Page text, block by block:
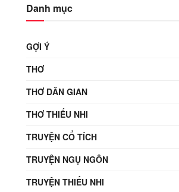
Danh mục
GỢI Ý
THƠ
THƠ DÂN GIAN
THƠ THIẾU NHI
TRUYỆN CỔ TÍCH
TRUYỆN NGỤ NGÔN
TRUYỆN THIẾU NHI